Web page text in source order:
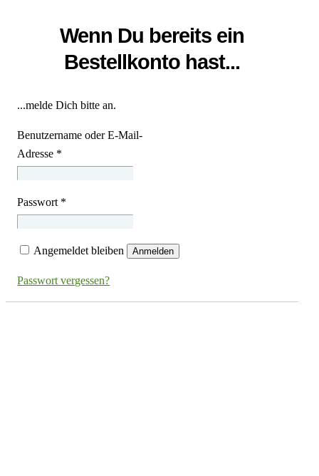
Wenn Du bereits ein
Bestellkonto hast...
...melde Dich bitte an.
Benutzername oder E-Mail-
Adresse *
Passwort *
Angemeldet bleiben Anmelden
Passwort vergessen?